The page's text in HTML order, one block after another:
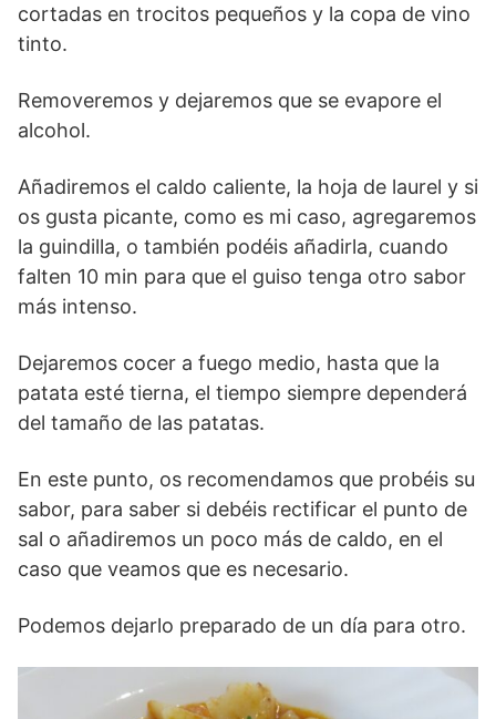
cortadas en trocitos pequeños y la copa de vino
tinto.
Removeremos y dejaremos que se evapore el
alcohol.
Añadiremos el caldo caliente, la hoja de laurel y si
os gusta picante, como es mi caso, agregaremos
la guindilla, o también podéis añadirla, cuando
falten 10 min para que el guiso tenga otro sabor
más intenso.
Dejaremos cocer a fuego medio, hasta que la
patata esté tierna, el tiempo siempre dependerá
del tamaño de las patatas.
En este punto, os recomendamos que probéis su
sabor, para saber si debéis rectificar el punto de
sal o añadiremos un poco más de caldo, en el
caso que veamos que es necesario.
Podemos dejarlo preparado de un día para otro.